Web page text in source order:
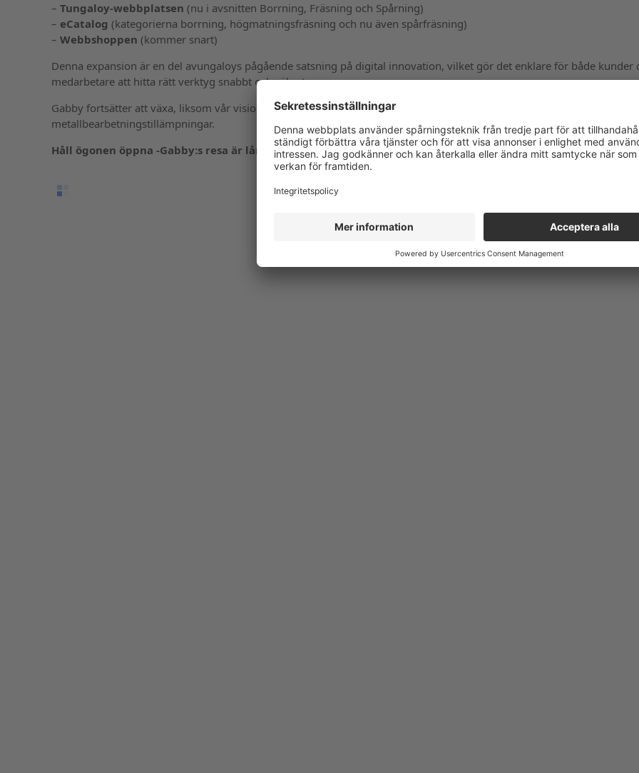
– Tungaloy-webbplatsen (nu i avsnitten Borrning, Fräsning och Spårning)
– eCatalog (kategorierna borrning, högmatningsfräsning och nu även spårfräsning)
– Webbshoppen (kommer snart)
Denna expansion är en del avungaloys pågående satsning på digital innovation, vilket gör det enklare för både kunder
medarbetare att hitta rätt verktyg snabbt och säkert.
Gabby fortsätter att växa, liksom vår vision om att leverera intuitivt och intelligent stöd för alla typer av
metallbearbetningstillämpningar.
Håll ögonen öppna -Gabby:s resa är långt ifrån över.